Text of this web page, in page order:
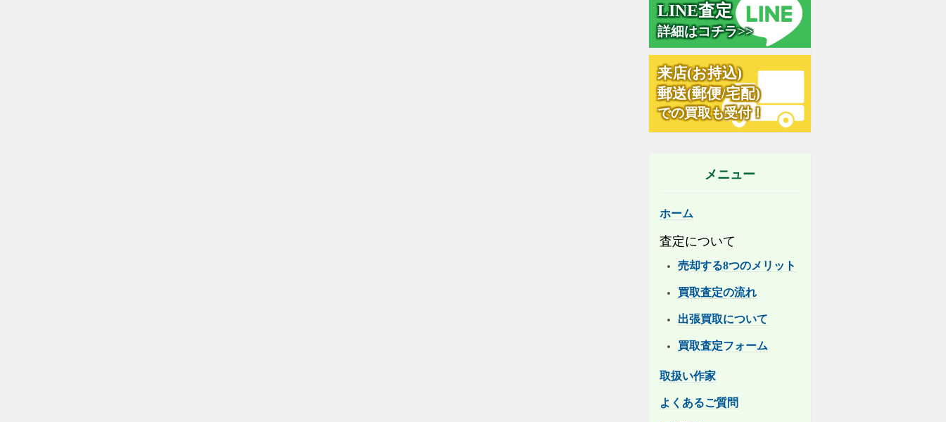
LINE査定
詳細はコチラ>>
来店(お持込)
郵送(郵便/宅配)
での買取も受付！
メニュー
ホーム
査定について
売却する8つのメリット
買取査定の流れ
出張買取について
買取査定フォーム
取扱い作家
よくあるご質問